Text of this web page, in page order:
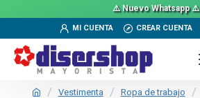
⚠️ Nuevo Whatsapp ⚠️
MI CUENTA CREAR CUENTA
Vestimenta Ropa de trabajo